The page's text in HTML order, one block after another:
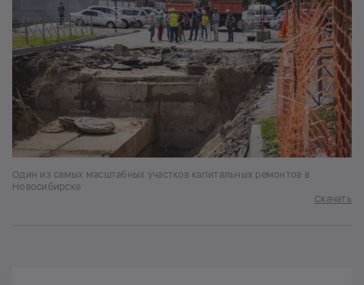
Один из самых масштабных участков капитальных ремонтов в
Новосибирске
Скачать